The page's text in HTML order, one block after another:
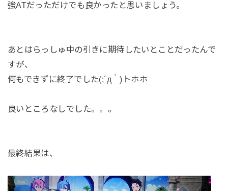
強ATだっただけでも良かったと思いましょう。
あとはらっしゅ中の引きに期待したいとことだったんで
すが、
何もできずに終了でした(;´д｀)トホホ
良いところなしでした。。。
最終結果は、